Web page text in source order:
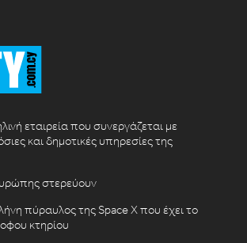
εταιρεία που συνεργάζεται με
και δημοτικές υπηρεσίες της
στερεύουν
πύραυλος της Space X που έχει το
κτηρίου